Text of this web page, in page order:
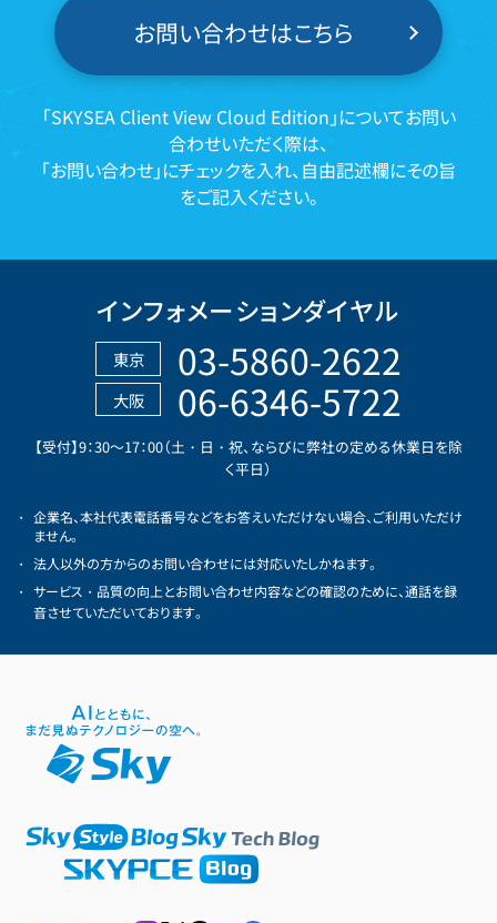
お問い合わせはこちら
「SKYSEA Client View Cloud Edition」についてお問い
合わせいただく際は、
「お問い合わせ」にチェックを入れ、自由記述欄にその旨
をご記入ください。
インフォメーションダイヤル
東京 03-5860-2622
大阪 06-6346-5722
【受付】9：30～17：00（土・日・祝、ならびに弊社の定める休業日を除
く平日）
企業名、本社代表電話番号などをお答えいただけない場合、ご利用いただけ
ません。
法人以外の方からのお問い合わせには対応いたしかねます。
サービス・品質の向上とお問い合わせ内容などの確認のために、通話を録
音させていただいております。